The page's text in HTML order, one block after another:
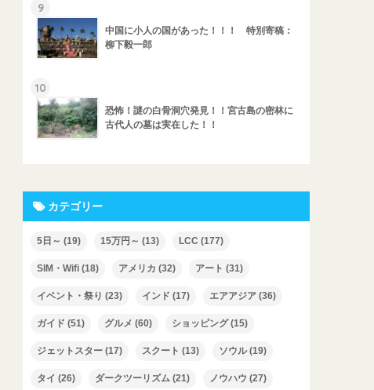
9
中国に小人の国があった！！！ 特別寄稿：
柳下毅一郎
10
恐怖！謎の白骨洞穴発見！！宮古島の密林に
古代人の墓は実在した！！
カテゴリー
5日～ (19) 15万円～ (13) LCC (177)
SIM・Wifi (18) アメリカ (32) アート (31)
イベント・祭り (23) インド (17) エアアジア (36)
ガイド (51) グルメ (60) ショッピング(15)
ジェットスター (17) スクート (13) ソウル(19)
タイ (26) ダークツーリズム (21) ノウハウ (27)